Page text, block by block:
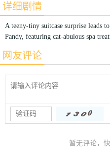
详细剧情
A teeny-tiny suitcase surprise leads
Pandy, featuring cat-abulous spa
网友评论
暂无评论，